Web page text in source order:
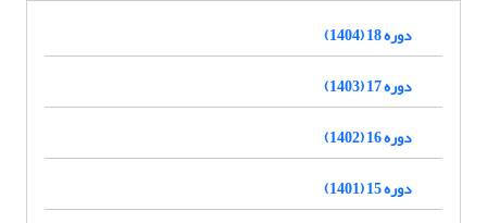
دوره 18 (1404)
دوره 17 (1403)
دوره 16 (1402)
دوره 15 (1401)